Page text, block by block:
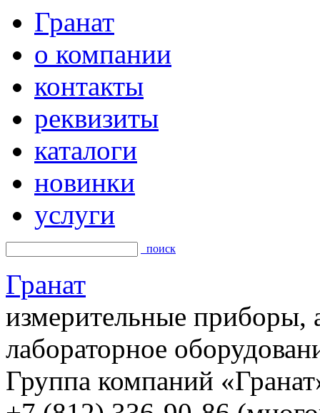
Гранат
о компании
контакты
реквизиты
каталоги
новинки
услуги
поиск
Гранат
измерительные приборы,
лабораторное
Группа компаний